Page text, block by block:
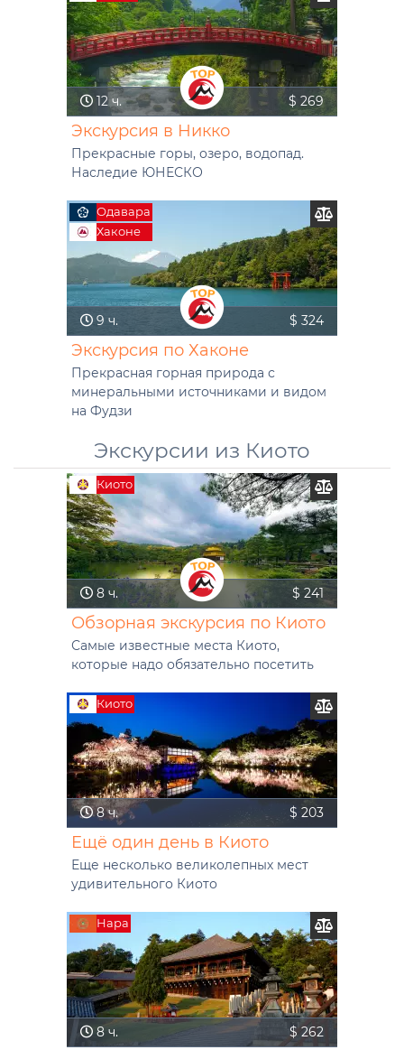
12 ч. $ 269
Экскурсия в Никко
Прекрасные горы, озеро, водопад.
Наследие ЮНЕСКО
Одавара
Хаконе
9 ч. $ 324
Экскурсия по Хаконе
Прекрасная горная природа с
минеральными источниками и видом
на Фудзи
Экскурсии из Киото
Киото
8 ч. $ 241
Обзорная экскурсия по Киото
Самые известные места Киото,
которые надо обязательно посетить
Киото
8 ч. $ 203
Ещё один день в Киото
Еще несколько великолепных мест
удивительного Киото
Нара
8 ч. $ 262